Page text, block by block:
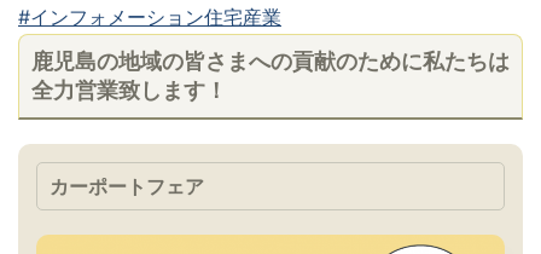
#インフォメーション住宅産業
鹿児島の地域の皆さまへの貢献のために私たちは
全力営業致します！
カーポートフェア